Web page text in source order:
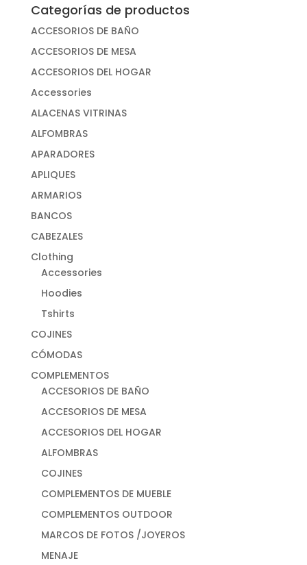
Categorías de productos
ACCESORIOS DE BAÑO
ACCESORIOS DE MESA
ACCESORIOS DEL HOGAR
Accessories
ALACENAS VITRINAS
ALFOMBRAS
APARADORES
APLIQUES
ARMARIOS
BANCOS
CABEZALES
Clothing
Accessories
Hoodies
Tshirts
COJINES
CÓMODAS
COMPLEMENTOS
ACCESORIOS DE BAÑO
ACCESORIOS DE MESA
ACCESORIOS DEL HOGAR
ALFOMBRAS
COJINES
COMPLEMENTOS DE MUEBLE
COMPLEMENTOS OUTDOOR
MARCOS DE FOTOS /JOYEROS
MENAJE